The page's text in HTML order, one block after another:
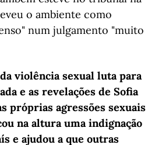
o ambiente como
num julgamento "muito
violência sexual luta para
e as revelações de Sofia
próprias agressões sexuais
na altura uma indignação
e ajudou a que outras